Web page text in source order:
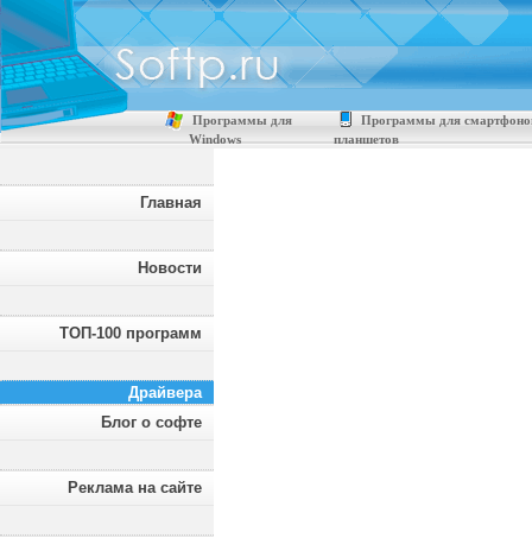
Программы для
Windows
Программы для
планшетов
Главная
Новости
ТОП-100 программ
Драйвера
Блог о софте
Реклама на сайте